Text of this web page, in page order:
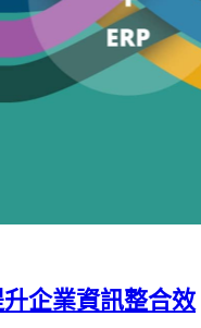
升企業資訊整合效